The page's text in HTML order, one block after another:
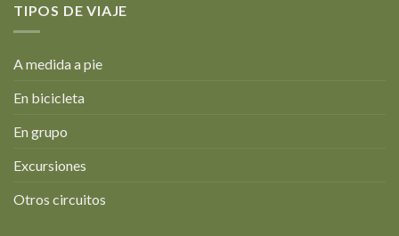
TIPOS DE VIAJE
A medida a pie
En bicicleta
En grupo
Excursiones
Otros circuitos